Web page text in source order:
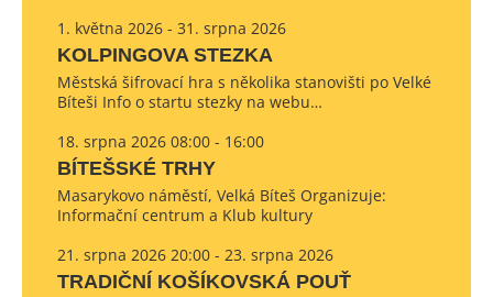
1. května 2026 - 31. srpna 2026
KOLPINGOVA STEZKA
Městská šifrovací hra s několika stanovišti po Velké
Bíteši Info o startu stezky na webu…
18. srpna 2026 08:00 - 16:00
BÍTEŠSKÉ TRHY
Masarykovo náměstí, Velká Bíteš Organizuje:
Informační centrum a Klub kultury
21. srpna 2026 20:00 - 23. srpna 2026
TRADIČNÍ KOŠÍKOVSKÁ POUŤ